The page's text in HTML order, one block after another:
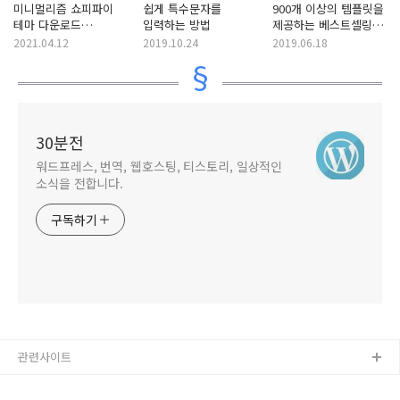
미니멀리즘 쇼피파이
테마 다운로드
(Shopify) - 이달의 무료
2021.04.12
쉽게 특수문자를
입력하는 방법
2019.10.24
900개 이상의 템플릿을
제공하는 베스트셀링
HTML5 템플릿 Canvas
2019.06.18
30분전
워드프레스, 번역, 웹호스팅, 티스토리, 일상적인
소식을 전합니다.
구독하기
관련사이트